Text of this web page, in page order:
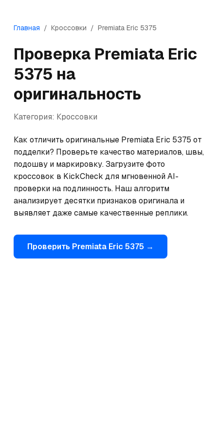
Главная / Кроссовки / Premiata Eric 5375
Проверка Premiata Eric
5375 на
оригинальность
Категория: Кроссовки
Как отличить оригинальные Premiata Eric 5375 от
подделки? Проверьте качество материалов, швы,
подошву и маркировку. Загрузите фото
кроссовок в KickCheck для мгновенной AI-
проверки на подлинность. Наш алгоритм
анализирует десятки признаков оригинала и
выявляет даже самые качественные реплики.
Проверить Premiata Eric 5375 →